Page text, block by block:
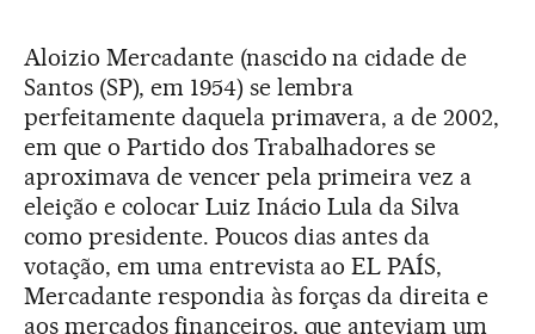
Aloizio Mercadante (nascido na cidade de
Santos (SP), em 1954) se lembra
perfeitamente daquela primavera, a de 2002,
em que o Partido dos Trabalhadores se
aproximava de vencer pela primeira vez a
eleição e colocar Luiz Inácio Lula da Silva
como presidente. Poucos dias antes da
votação, em uma entrevista ao EL PAÍS,
Mercadante respondia às forças da direita e
aos mercados financeiros, que anteviam um